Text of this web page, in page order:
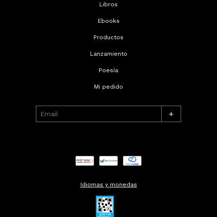
Libros
Ebooks
Productos
Lanzamiento
Poesía
Mi pedido
+
Idiomas y monedas